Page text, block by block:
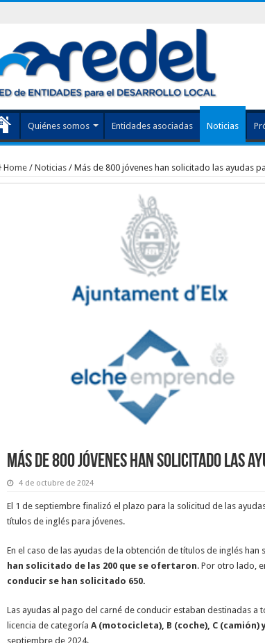
Quiénes somos Entidades asociadas Noticias
Home / Noticias / Más de 800 jóvenes han solicitado las ayudas
Más de 800 jóvenes han solicitado las
4 de octubre de 2024
El 1 de septiembre finalizó el plazo para la solicitud de las
títulos de inglés para jóvenes.
En el caso de las ayudas de la obtención de títulos de inglés
han solicitado de las 200 que se ofertaron. Por otro lado,
conducir se han solicitado 650.
Las ayudas al pago del carné de conducir estaban destinadas
licencia de categoría A (motocicleta), B (coche), C (camión)
septiembre de 2024.